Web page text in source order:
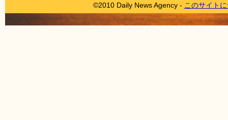
©2010 Daily News Agency - このサイト